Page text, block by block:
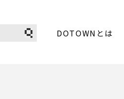
DOTOWNとは